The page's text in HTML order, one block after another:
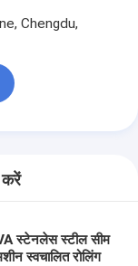
Chengdu,
करें
स्टेनलेस स्टील सीम
स्वचालित रोलिंग